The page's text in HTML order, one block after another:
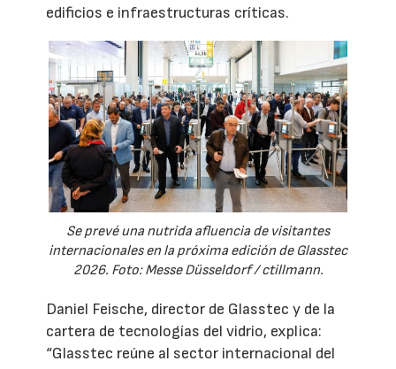
edificios e infraestructuras críticas.
Se prevé una nutrida afluencia de visitantes
internacionales en la próxima edición de Glasstec
2026. Foto: Messe Düsseldorf / ctillmann.
Daniel Feische, director de Glasstec y de la
cartera de tecnologías del vidrio, explica:
“Glasstec reúne al sector internacional del